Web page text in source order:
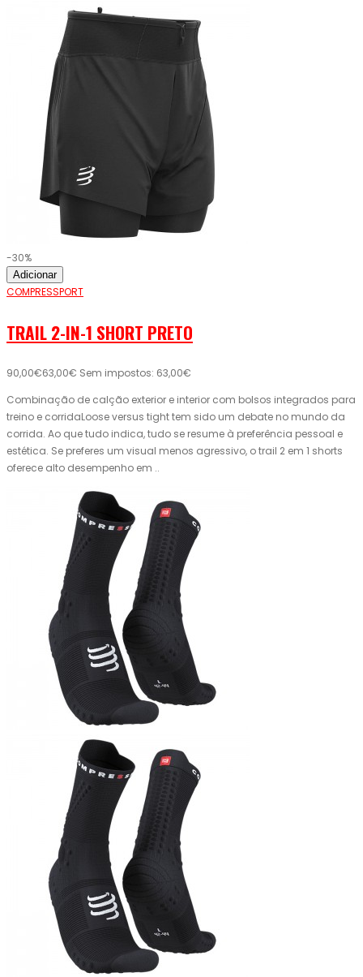
-30%
Adicionar
COMPRESSPORT
TRAIL 2-IN-1 SHORT PRETO
90,00€63,00€ Sem impostos: 63,00€
Combinação de calção exterior e interior com bolsos integrados para
treino e corridaLoose versus tight tem sido um debate no mundo da
corrida. Ao que tudo indica, tudo se resume à preferência pessoal e
estética. Se preferes um visual menos agressivo, o trail 2 em 1 shorts
oferece alto desempenho em ..